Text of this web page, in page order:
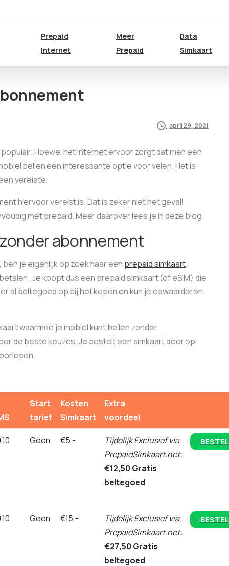
Prepaid
Internet
Meer
Prepaid
Data
Simkaart
april 29, 2021
Hoewel het internet ervoor zorgt dat men een
bellen een interessante optie voor velen. Het is
vereiste.
hiervoor vereist is. Dat is zeker niet het geval!
met prepaid. Meer daarover lees je in deze blog.
abonnement
je eigenlijk op zoek naar een prepaid simkaart.
Je koopt dus een prepaid simkaart (of eSIM) die
al beltegoed op bij het kopen en kun je opwaarderen
waarmee je mobiel kunt bellen zonder
de beste keuzes. Je bestelt een simkaart door op
Start
tarief
Kosten
Simkaart
Extra
voordeel
Geen €5,-
Tijdelijk Exclusief via
PrepaidSimkaart.net:
€12,50 Gratis
beltegoed
BESTEL
Geen €15,-
Tijdelijk Exclusief via
PrepaidSimkaart.net:
€27,50 Gratis
beltegoed
BESTEL